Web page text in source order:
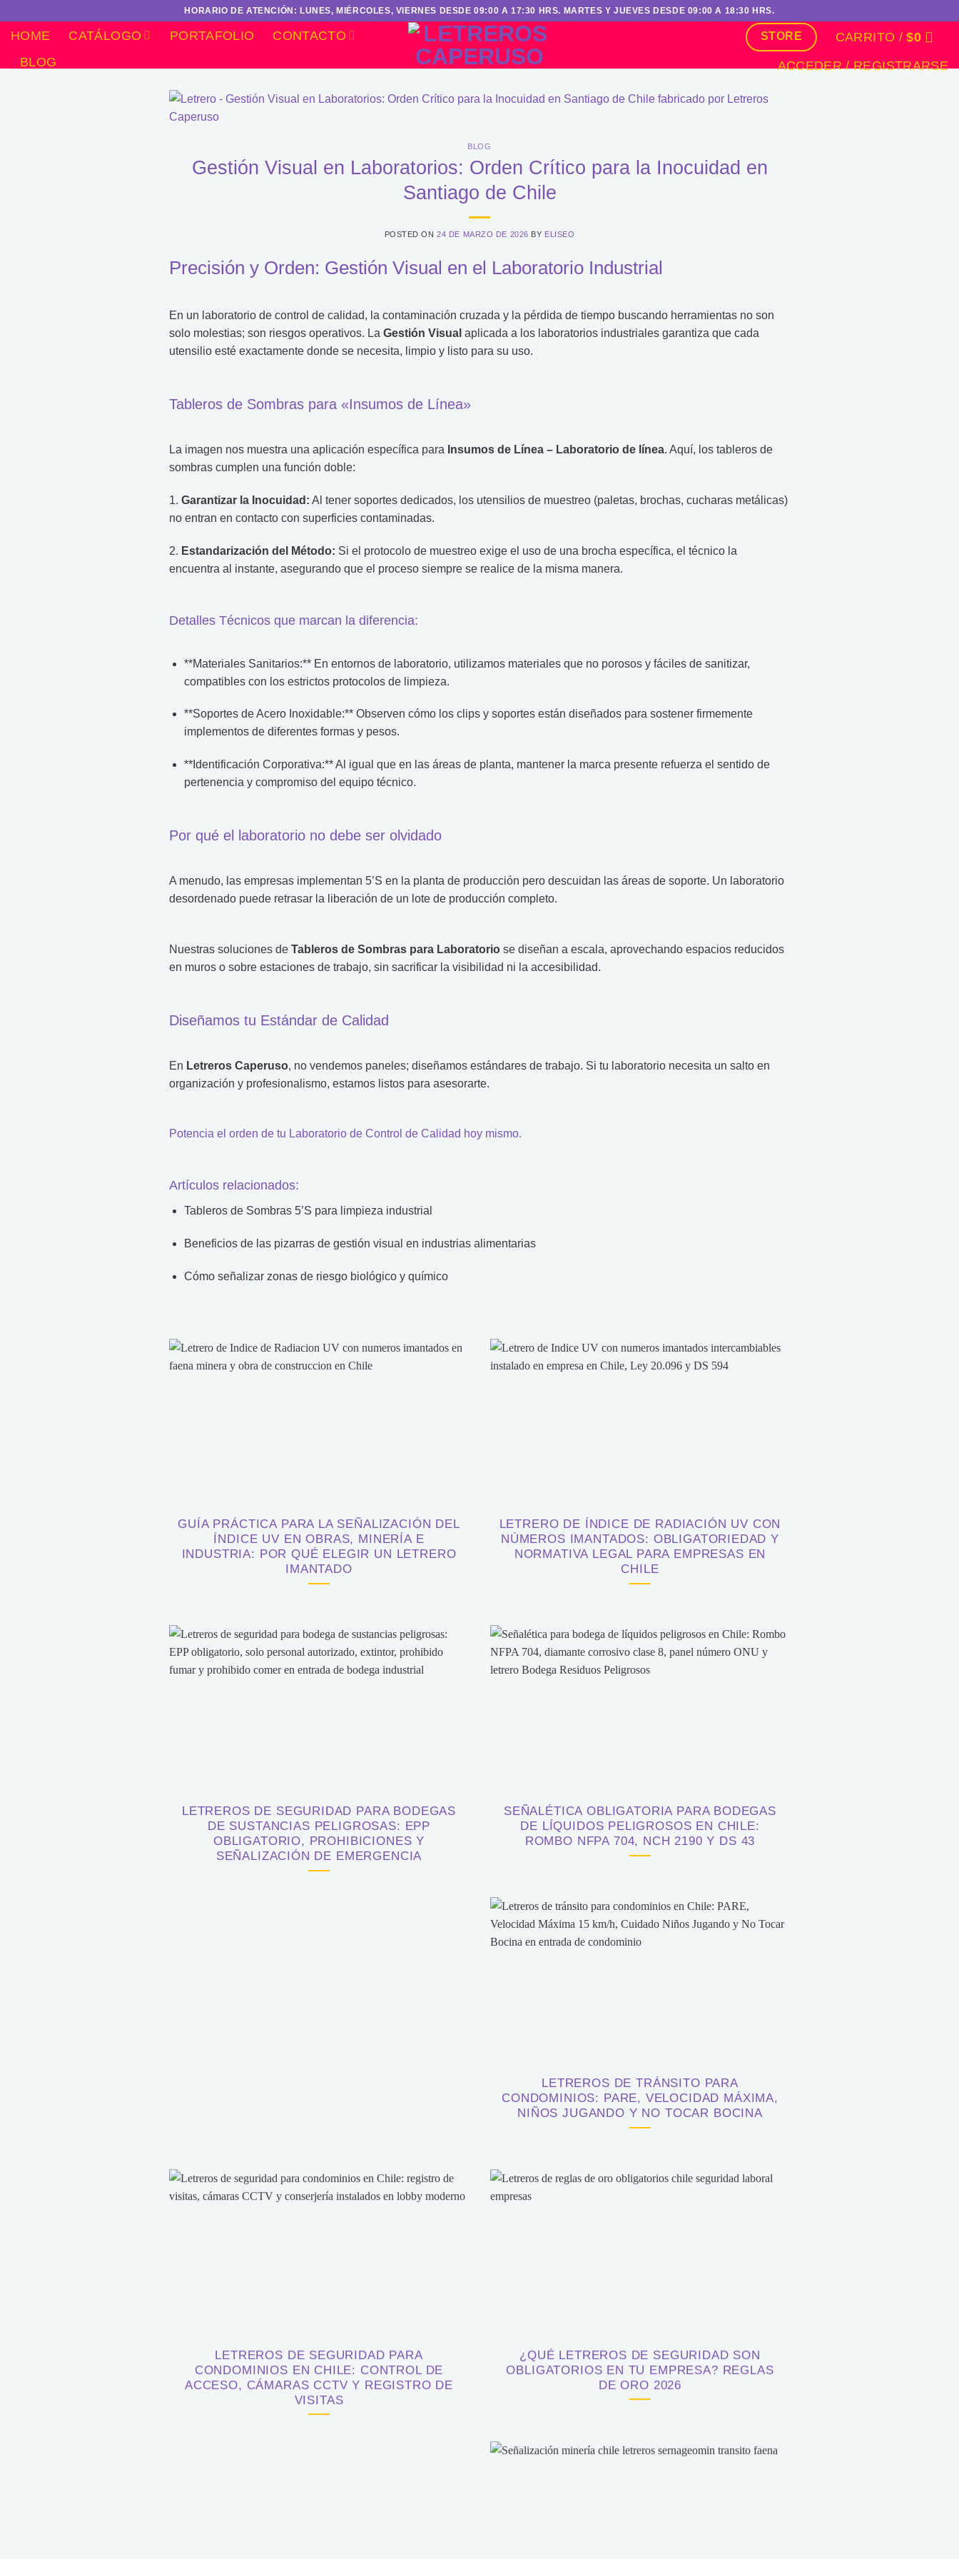
contenido
HORARIO DE ATENCIÓN: LUNES, MIÉRCOLES, VIERNES DESDE 09:00 A 17:30 HRS. MARTES Y JUEVES DESDE 09:00 A 18:30 HRS.
HOME CATÁLOGO PORTAFOLIO
CONTACTO
BLOG
STORE CARRITO /$0
ACCEDER / REGISTRARSE
BLOG
Gestión Visual en Laboratorios: Orden Crítico para la Inocuidad en
Santiago de Chile
POSTED ON24 DE MARZO DE 2026 BY ELISEO
Precisión y Orden: Gestión Visual en el Laboratorio Industrial
En un laboratorio de control de calidad, la contaminación cruzada y la pérdida de tiempo buscando herramientas no son
solo molestias; son riesgos operativos. La Gestión Visual aplicada a los laboratorios industriales garantiza que cada
utensilio esté exactamente donde se necesita, limpio y listo para su uso.
Tableros de Sombras para «Insumos de Línea»
La imagen nos muestra una aplicación específica para Insumos de Línea – Laboratorio de línea. Aquí, los tableros de
sombras cumplen una función doble:
1. Garantizar la Inocuidad: Al tener soportes dedicados, los utensilios de muestreo (paletas, brochas, cucharas metálicas)
no entran en contacto con superficies contaminadas.
2. Estandarización del Método: Si el protocolo de muestreo exige el uso de una brocha específica, el técnico la
encuentra al instante, asegurando que el proceso siempre se realice de la misma manera.
Detalles Técnicos que marcan la diferencia:
**Materiales Sanitarios:** En entornos de laboratorio, utilizamos materiales que no porosos y fáciles de sanitizar,
compatibles con los estrictos protocolos de limpieza.
**Soportes de Acero Inoxidable:** Observen cómo los clips y soportes están diseñados para sostener firmemente
implementos de diferentes formas y pesos.
**Identificación Corporativa:** Al igual que en las áreas de planta, mantener la marca presente refuerza el sentido de
pertenencia y compromiso del equipo técnico.
Por qué el laboratorio no debe ser olvidado
A menudo, las empresas implementan 5’S en la planta de producción pero descuidan las áreas de soporte. Un laboratorio
desordenado puede retrasar la liberación de un lote de producción completo.
Nuestras soluciones de Tableros de Sombras para Laboratorio se diseñan a escala, aprovechando espacios reducidos
en muros o sobre estaciones de trabajo, sin sacrificar la visibilidad ni la accesibilidad.
Diseñamos tu Estándar de Calidad
En Letreros Caperuso, no vendemos paneles; diseñamos estándares de trabajo. Si tu laboratorio necesita un salto en
organización y profesionalismo, estamos listos para asesorarte.
Potencia el orden de tu Laboratorio de Control de Calidad hoy mismo.
Artículos relacionados:
Tableros de Sombras 5’S para limpieza industrial
Beneficios de las pizarras de gestión visual en industrias alimentarias
Cómo señalizar zonas de riesgo biológico y químico
GUÍA PRÁCTICA PARA LA SEÑALIZACIÓN DEL
ÍNDICE UV EN OBRAS, MINERÍA E
INDUSTRIA: POR QUÉ ELEGIR UN LETRERO
IMANTADO
LETRERO DE ÍNDICE DE RADIACIÓN UV CON
NÚMEROS IMANTADOS: OBLIGATORIEDAD Y
NORMATIVA LEGAL PARA EMPRESAS EN
CHILE
LETREROS DE SEGURIDAD PARA BODEGAS
DE SUSTANCIAS PELIGROSAS: EPP
OBLIGATORIO, PROHIBICIONES Y
SEÑALIZACIÓN DE EMERGENCIA
SEÑALÉTICA OBLIGATORIA PARA BODEGAS
DE LÍQUIDOS PELIGROSOS EN CHILE:
ROMBO NFPA 704, NCH 2190 Y DS 43
LETREROS DE TRÁNSITO PARA
CONDOMINIOS: PARE, VELOCIDAD MÁXIMA,
NIÑOS JUGANDO Y NO TOCAR BOCINA
LETREROS DE SEGURIDAD PARA
CONDOMINIOS EN CHILE: CONTROL DE
ACCESO, CÁMARAS CCTV Y REGISTRO DE
VISITAS
¿QUÉ LETREROS DE SEGURIDAD SON
OBLIGATORIOS EN TU EMPRESA? REGLAS
DE ORO 2026